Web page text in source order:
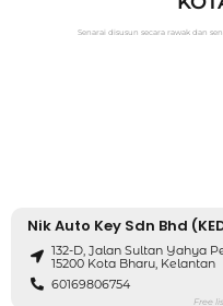
Senarai disusun secara rawak dan
Nik Auto Key Sdn Bhd
132-D, Jalan Sultan Yahya
15200 Kota Bharu, Kelantan
60169806754
Free